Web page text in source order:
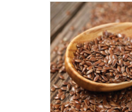
NOTICIAS
CONTACTO